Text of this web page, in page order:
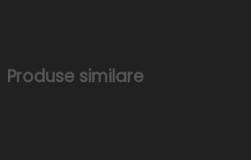
Produse similare